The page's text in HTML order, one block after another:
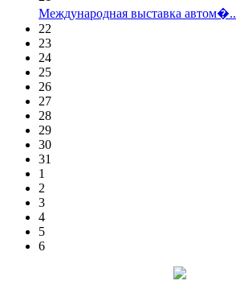
Международная выставка
22
23
24
25
26
27
28
29
30
31
1
2
3
4
5
6